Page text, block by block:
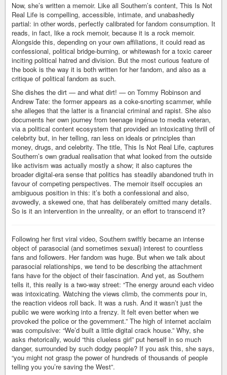
Now, she’s written a memoir. Like all Southern’s content, This Is Not
Real Life is compelling, accessible, intimate, and unabashedly
partial: in other words, perfectly calibrated for fandom consumption. It
reads, in fact, like a rock memoir, because it is a rock memoir.
Alongside this, depending on your own affiliations, it could read as
confessional, political bridge-burning, or whitewash for a toxic career
inciting political hatred and division. But the most curious feature of
the book is the way it is both written for her fandom, and also as a
critique of political fandom as such.
She dishes the dirt — and what dirt! — on Tommy Robinson and
Andrew Tate: the former appears as a coke-snorting scammer, while
she alleges that the latter is a financial criminal and rapist. She also
documents her own journey from teenage ingénue to media veteran,
via a political content ecosystem that provided an intoxicating thrill of
celebrity but, in her telling, ran less on ideals or principles than
money, drugs, and celebrity. The title, This Is Not Real Life, captures
Southern’s own gradual realisation that what looked from the outside
like activism was actually mostly a show; it also captures the
broader digital-era sense that politics has steadily abandoned truth in
favour of competing perspectives. The memoir itself occupies an
ambiguous position in this: it’s both a confessional and also,
avowedly, a skewed one, that has deliberately omitted many details.
So is it an intervention in the unreality, or an effort to transcend it?
Following her first viral video, Southern swiftly became an intense
object of parasocial (and sometimes sexual) interest to countless
fans and followers. Her fandom was huge. But when we talk about
parasocial relationships, we tend to be describing the attachment
fans have for the object of their fascination. And yet, as Southern
tells it, this really is a two-way street: “The energy around each video
was intoxicating. Watching the views climb, the comments pour in,
the reaction videos roll back. It was a rush. And it wasn’t just the
public we were working into a frenzy. It felt even better when we
provoked the police or the government.” The high of internet acclaim
was compulsive: “We’d built a little digital crack house.” Why, she
asks rhetorically, would “this clueless girl” put herself in so much
danger, surrounded by such dodgy people? If you ask this, she says,
“you might not grasp the power of hundreds of thousands of people
telling you you’re saving the West”.